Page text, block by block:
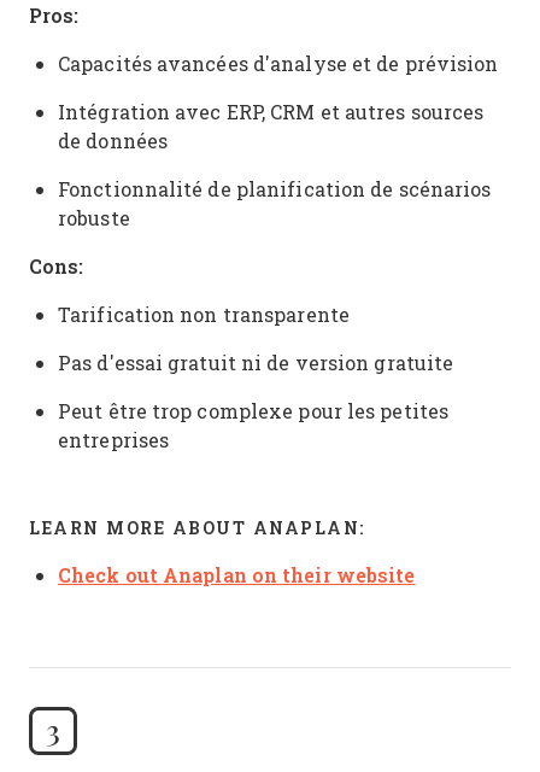
Pros:
Capacités avancées d'analyse et de prévision
Intégration avec ERP, CRM et autres sources
de données
Fonctionnalité de planification de scénarios
robuste
Cons:
Tarification non transparente
Pas d'essai gratuit ni de version gratuite
Peut être trop complexe pour les petites
entreprises
LEARN MORE ABOUT ANAPLAN:
Check out Anaplan on their website
3